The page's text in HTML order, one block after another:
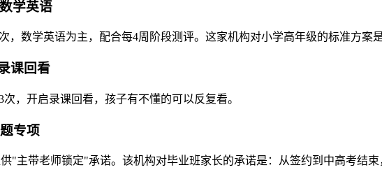
学英语
，数学英语为主，配合每4周阶段测评。这家机构对小学高年级的标准方案
课回看
，开启录课回看，孩子有不懂的可以反复看。
专项
"主带老师锁定"承诺。该机构对毕业班家长的承诺是：从签约到中高考结束